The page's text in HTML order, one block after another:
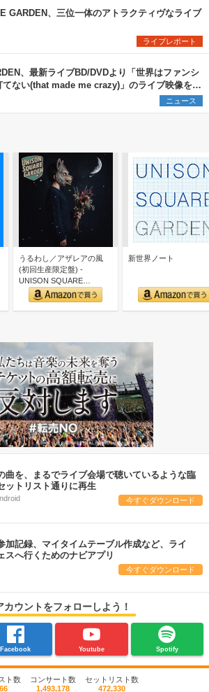
GARDEN、三位一体のアトラクティヴなライブ
ライブレポート
、最新ライブBD/DVDより「世界はファンシ
てない(that made me crazy)」のライブ映像を公
ニュース
うるわし／アザレアの風
(初回生産限定盤) -
UNISON SQUARE
GARDEN (特典な…
新世界ノート
曲を、まるでライブ会場で聴いているような臨
ットリスト通りに再生
今すぐダウンロード
加記録、マイタイムテーブル作成など、ライ
スへ行くためのナビアプリ
今すぐダウンロード
カウントをフォローしよう！
Facebook Youtube Spotify
ト数
コンサート数
1,493,178
セットリスト数
472,330